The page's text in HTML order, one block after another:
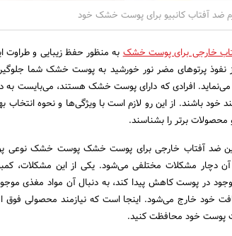
ضد آفتاب کانبیو برای پوست خشک خود
خارجی برای پوست خشکبه منظور حفظ زیبایی و طراوت
نفوذ پرتوهای مضر نور خورشید به پوست خشک شما
افرادی که دارای پوست خشک هستند، می‌بایست
خود باشند. از این رو لازم است با ویژگی‌ها و نحوه
برتر را بشناسند.
ضد آفتاب خارجی برای پوست خشک پوست خشک نوعی
آن دچار مشکلات مختلفی می‌شود. یکی از این مشکلات،
در پوست کاهش پیدا کند، به دنبال آن مواد مغذی
خود خارج می‌شود. اینجا است که نیازمند محصولی فوق
پوست خود محافظت کنید.